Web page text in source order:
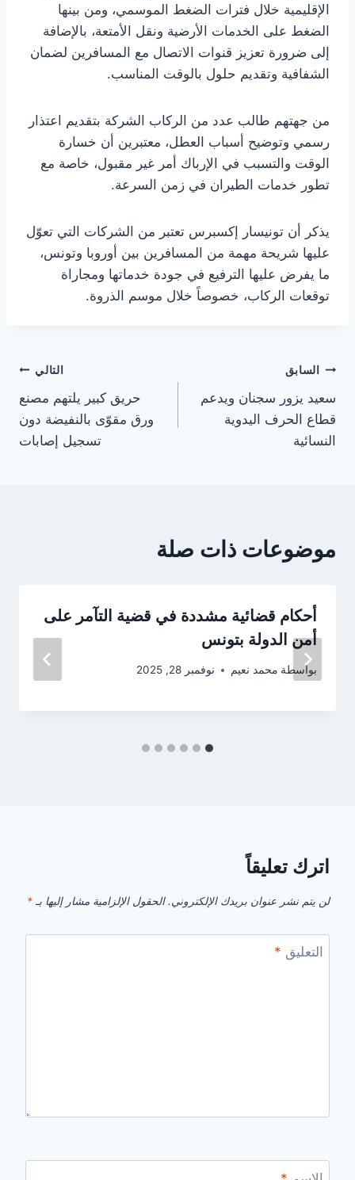
الإقليمية خلال فترات الضغط الموسمي، ومن بينها
الضغط على الخدمات الأرضية ونقل الأمتعة، بالإضافة
إلى ضرورة تعزيز قنوات الاتصال مع المسافرين لضمان
الشفافية وتقديم حلول بالوقت المناسب.
من جهتهم طالب عدد من الركاب الشركة بتقديم اعتذار
رسمي وتوضيح أسباب العطل، معتبرين أن خسارة
الوقت والتسبب في الإرباك أمر غير مقبول، خاصة مع
تطور خدمات الطيران في زمن السرعة.
يذكر أن تونيسار إكسبرس تعتبر من الشركات التي تعوّل
عليها شريحة مهمة من المسافرين بين أوروبا وتونس،
ما يفرض عليها الترفيع في جودة خدماتها ومجاراة
توقعات الركاب، خصوصاً خلال موسم الذروة.
تصفّح
المقالات
السابق
سعيد يزور سجنان ويدعم
قطاع الحرف اليدوية
النسائية
التالي
حريق كبير يلتهم مصنع
ورق مقوّى بالنفيضة دون
تسجيل إصابات
موضوعات ذات صلة
أحكام قضائية مشددة في قضية التآمر على
أمن الدولة بتونس
بواسطة محمد نعيم نوفمبر 28, 2025
اترك تعليقاً
لن يتم نشر عنوان بريدك الإلكتروني. الحقول الإلزامية مشار إليها بـ *
التعليق *